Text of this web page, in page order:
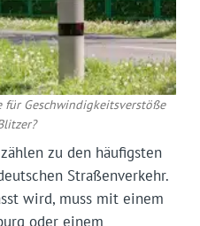
für Geschwindigkeitsverstöße
zu den häufigsten
Straßenverkehr.
wird, muss mit einem
oder einem